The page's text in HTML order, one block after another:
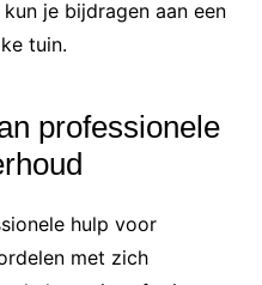
je bijdragen aan een
tuin.
professionele
hulp voor
met zich